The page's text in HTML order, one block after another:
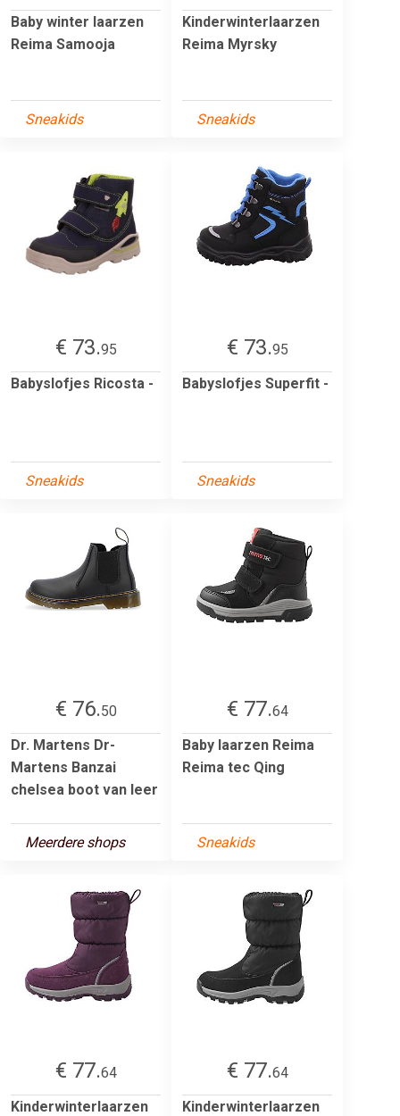
Baby winter laarzen
Reima Samooja
Sneakids
Kinderwinterlaarzen
Reima Myrsky
Sneakids
€ 73.95
Babyslofjes Ricosta -
Sneakids
€ 73.95
Babyslofjes Superfit -
Sneakids
€ 76.50
Dr. Martens Dr-
Martens Banzai
chelsea boot van leer
Meerdere shops
€ 77.64
Baby laarzen Reima
Reima tec Qing
Sneakids
€ 77.64
Kinderwinterlaarzen
€ 77.64
Kinderwinterlaarzen